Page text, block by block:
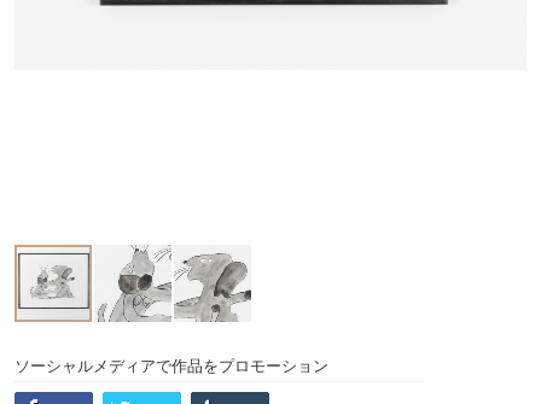
ソーシャルメディアで作品をプロモーション